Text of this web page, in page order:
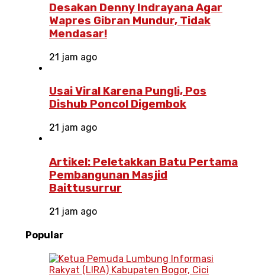
Desakan Denny Indrayana Agar
Wapres Gibran Mundur, Tidak
Mendasar!
21 jam ago
Usai Viral Karena Pungli, Pos
Dishub Poncol Digembok
21 jam ago
Artikel: Peletakkan Batu Pertama
Pembangunan Masjid
Baittusurrur
21 jam ago
Popular